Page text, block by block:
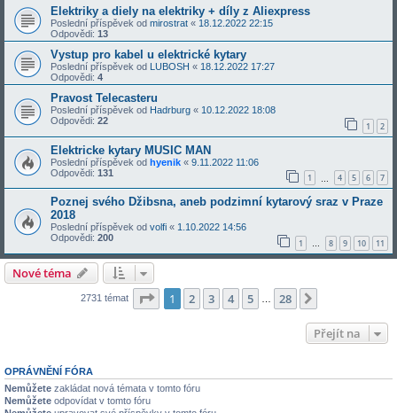
Elektriky a diely na elektriky + díly z Aliexpress
Poslední příspěvek od mirostrat « 18.12.2022 22:15
Odpovědi: 13
Vystup pro kabel u elektrické kytary
Poslední příspěvek od LUBOSH « 18.12.2022 17:27
Odpovědi: 4
Pravost Telecasteru
Poslední příspěvek od Hadrburg « 10.12.2022 18:08
Odpovědi: 22 1 2
Elektricke kytary MUSIC MAN
Poslední příspěvek od hyenik « 9.11.2022 11:06
Odpovědi: 131 1 4 5 6 7
Poznej svého Džibsna, aneb podzimní kytarový sraz v Praze
2018
Poslední příspěvek od volfi « 1.10.2022 14:56
Odpovědi: 200 1 … 8 9 10 11
Nové téma
2731 témat Stránka z 28
1 2 3 4 5 28
Přejít na
OPRÁVNĚNÍ FÓRA
Nemůžete zakládat nová témata v tomto fóru
Nemůžete odpovídat v tomto fóru